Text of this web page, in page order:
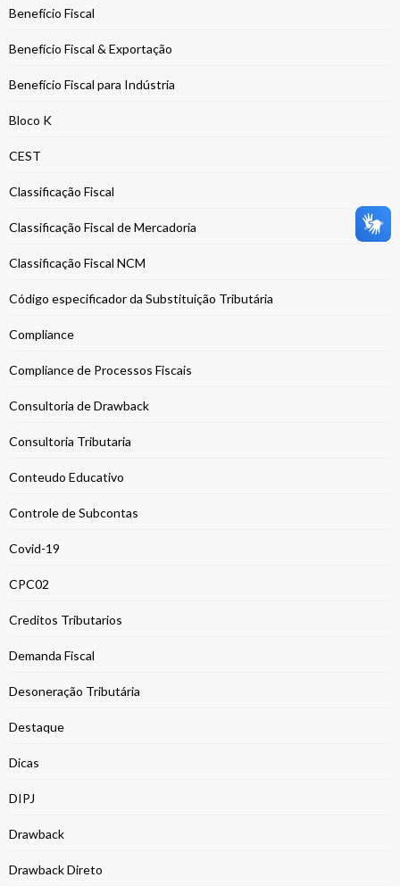
Benefício Fiscal
Benefício Fiscal & Exportação
Benefício Fiscal para Indústria
Bloco K
CEST
Classificação Fiscal
Classificação Fiscal de Mercadoria
Classificação Fiscal NCM
Código especificador da Substituição Tributária
Compliance
Compliance de Processos Fiscais
Consultoria de Drawback
Consultoria Tributaria
Conteudo Educativo
Controle de Subcontas
Covid-19
CPC02
Creditos Tributarios
Demanda Fiscal
Desoneração Tributária
Destaque
Dicas
DIPJ
Drawback
Drawback Direto